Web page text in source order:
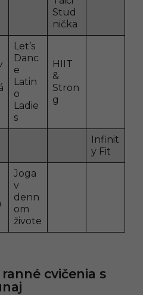
Stud
nička
Let’s
Danc
e
Latin
o
Ladie
s
HIIT
&
Stron
g
Infinit
y Fit
Joga
v
denn
om
živote
cvičenia s